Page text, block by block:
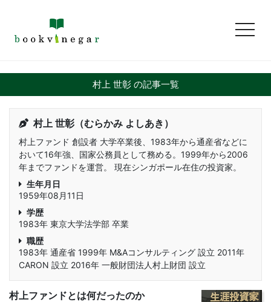
村上 世彰 の記事一覧
村上 世彰（むらかみ よしあき）
村上ファンド 創設者 大学卒業後、1983年から通産省などに
おいて16年強、国家公務員として務める。1999年から2006
年までファンドを運営。 現在シンガポール在住の投資家。
生年月日
1959年08月11日
学歴
1983年 東京大学法学部 卒業
職歴
1983年 通産省 1999年 M&Aコンサルティング 設立 2011年
CARON 設立 2016年 一般財団法人村上財団 設立
村上ファンドとは何だったのか